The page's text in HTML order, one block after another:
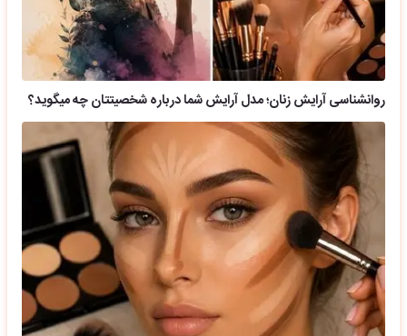
روانشناسی آرایش زنان؛ مدل آرایش شما درباره شخصیتتان چه میگوید؟